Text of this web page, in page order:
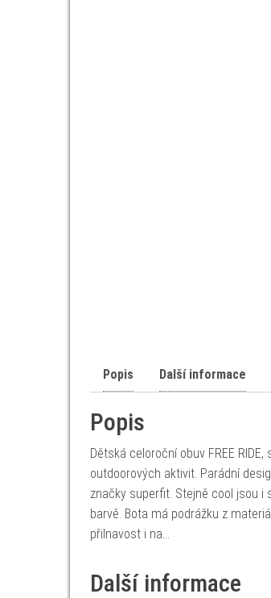
Popis Další informace
Popis
Dětská celoroční obuv FREE
outdoorových aktivit. Parádní
značky superfit. Stejně cool jsou
barvě. Bota má podrážku z
přilnavost i na…
Další informace